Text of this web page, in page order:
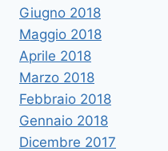
Giugno 2018
Maggio 2018
Aprile 2018
Marzo 2018
Febbraio 2018
Gennaio 2018
Dicembre 2017